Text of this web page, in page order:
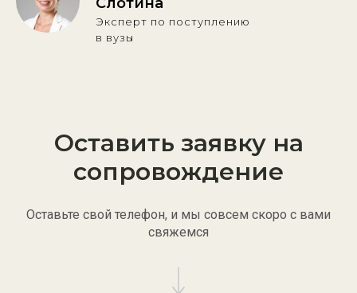
Эксперт по поступлению
в вузы
Оставить заявку на
сопровождение
Оставьте свой телефон, и мы совсем скоро с вами
свяжемся